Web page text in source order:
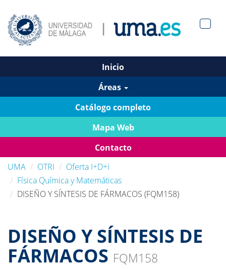
Inicio
Áreas
Catálogo completo
Mapa Web
Contacto
UMA
OTRI
Oferta I+D+i
Física Química y Matemáticas
DISEÑO Y SÍNTESIS DE FÁRMACOS (FQM158)
DISEÑO Y SÍNTESIS DE
FÁRMACOS FQM158